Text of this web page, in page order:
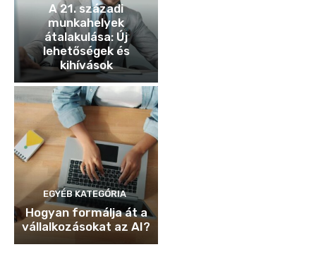
A 21. századi
munkahelyek
átalakulása: Új
lehetőségek és
kihívások
EGYÉB KATEGÓRIA
Hogyan formálja át a
vállalkozásokat az AI?